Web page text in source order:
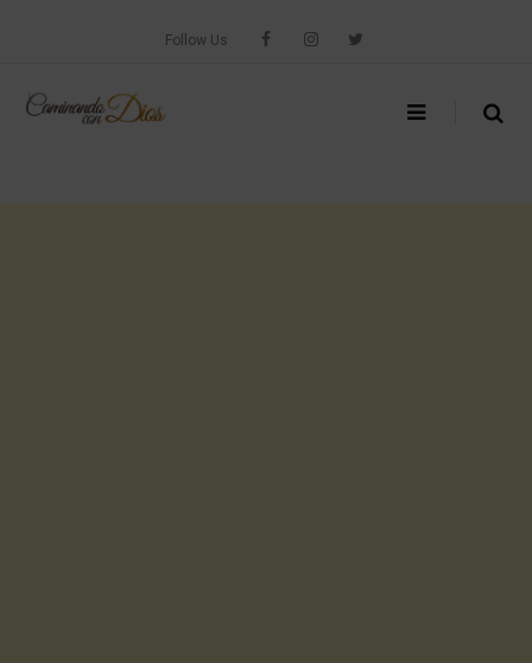
Follow Us